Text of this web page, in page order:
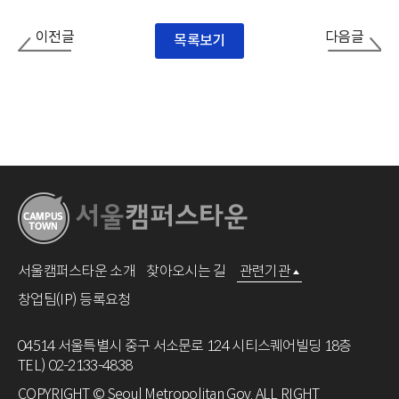
이전글 목록보기 다음글
서울캠퍼스타운 소개 찾아오시는 길
관련기관
창업팀(IP) 등록요청
04514 서울특별시 중구 서소문로 124 시티스퀘어빌딩 18층
TEL) 02-2133-4838
COPYRIGHT © Seoul Metropolitan Gov. ALL RIGHT